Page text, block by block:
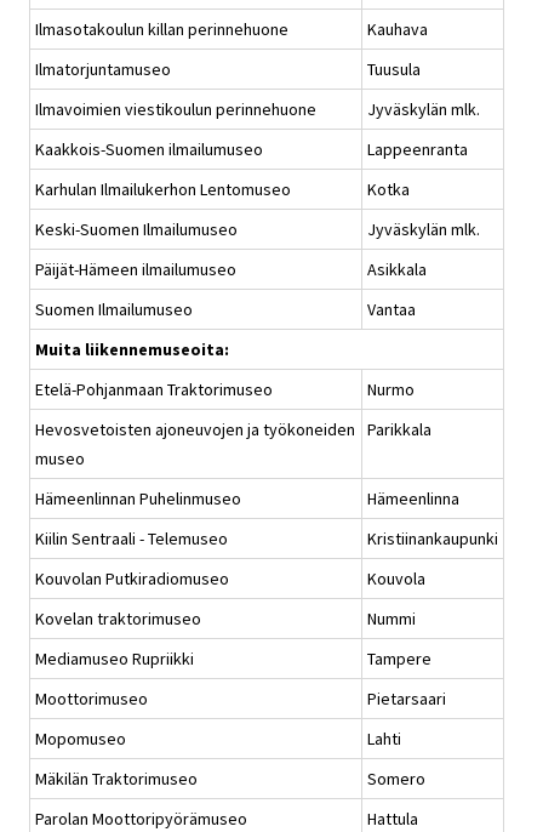
Ilmasotakoulun killan perinnehuone
Kauhava
Ilmatorjuntamuseo
Tuusula
Ilmavoimien viestikoulun perinnehuone
Jyväskylän mlk.
Kaakkois-Suomen ilmailumuseo
Lappeenranta
Karhulan Ilmailukerhon Lentomuseo
Kotka
Keski-Suomen Ilmailumuseo
Jyväskylän mlk.
Päijät-Hämeen ilmailumuseo
Asikkala
Suomen Ilmailumuseo
Vantaa
Muita liikennemuseoita:
Etelä-Pohjanmaan Traktorimuseo
Nurmo
Hevosvetoisten ajoneuvojen ja työkoneiden
museo
Parikkala
Hämeenlinnan Puhelinmuseo
Hämeenlinna
Kiilin Sentraali - Telemuseo
Kristiinankaupunki
Kouvolan Putkiradiomuseo
Kouvola
Kovelan traktorimuseo
Nummi
Mediamuseo Rupriikki
Tampere
Moottorimuseo
Pietarsaari
Mopomuseo
Lahti
Mäkilän Traktorimuseo
Somero
Parolan Moottoripyörämuseo
Hattula